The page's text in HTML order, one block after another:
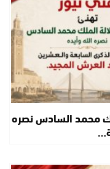
محمد السادس نصره